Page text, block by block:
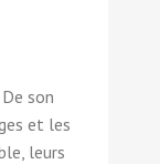
son
et les
leurs